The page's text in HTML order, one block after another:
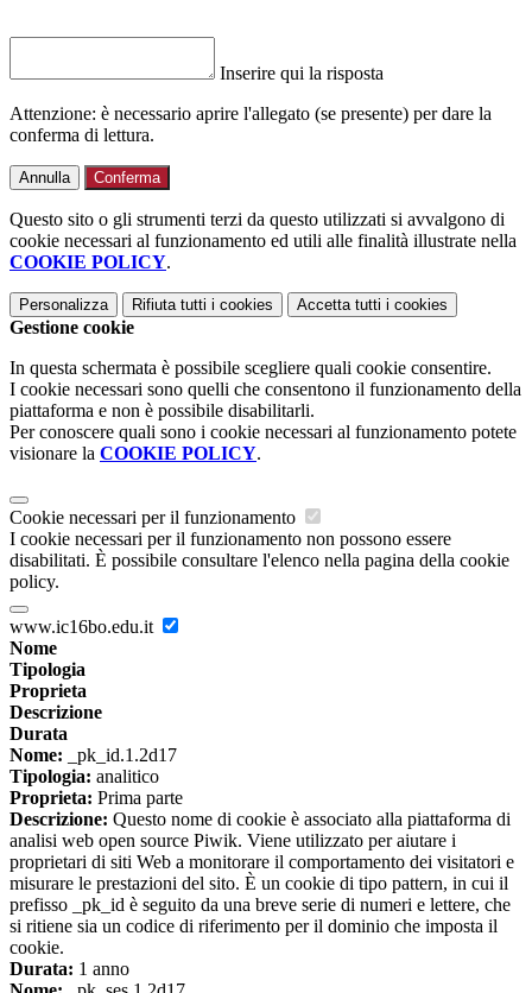
Inserire qui la risposta
Attenzione: è necessario aprire l'allegato (se presente) per dare la
conferma di lettura.
Annulla Conferma
Questo sito o gli strumenti terzi da questo utilizzati si avvalgono di
cookie necessari al funzionamento ed utili alle finalità illustrate nella
COOKIE POLICY.
Personalizza Rifiuta tutti i cookies Accetta tutti i cookies
Gestione cookie
In questa schermata è possibile scegliere quali cookie consentire.
I cookie necessari sono quelli che consentono il funzionamento della
piattaforma e non è possibile disabilitarli.
Per conoscere quali sono i cookie necessari al funzionamento potete
visionare la COOKIE POLICY.
Cookie necessari per il funzionamento
I cookie necessari per il funzionamento non possono essere
disabilitati. È possibile consultare l'elenco nella pagina della cookie
policy.
www.ic16bo.edu.it
Nome
Tipologia
Proprieta
Descrizione
Durata
Nome: _pk_id.1.2d17
Tipologia: analitico
Proprieta: Prima parte
Descrizione: Questo nome di cookie è associato alla piattaforma di
analisi web open source Piwik. Viene utilizzato per aiutare i
proprietari di siti Web a monitorare il comportamento dei visitatori e
misurare le prestazioni del sito. È un cookie di tipo pattern, in cui il
prefisso _pk_id è seguito da una breve serie di numeri e lettere, che
si ritiene sia un codice di riferimento per il dominio che imposta il
cookie.
Durata: 1 anno